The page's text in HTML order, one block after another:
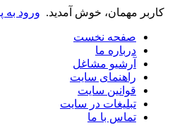
کاربر مهمان، خوش آمدید. ورود به
صفحه نخست
درباره ما
آرشیو مشاغل
راهنمای سایت
قوانین سایت
تبلیغات در سایت
تماس با ما